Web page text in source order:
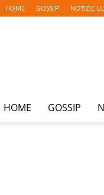
HOME GOSSIP NOTIZIE
HOME GOSSIP